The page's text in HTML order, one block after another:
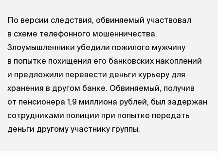
По версии следствия, обвиняемый участвовал
в схеме телефонного мошенничества.
Злоумышленники убедили пожилого мужчину
в попытке похищения его банковских накоплений
и предложили перевести деньги курьеру для
хранения в другом банке. Обвиняемый, получив
от пенсионера 1,9 миллиона рублей, был задержан
сотрудниками полиции при попытке передать
деньги другому участнику группы.